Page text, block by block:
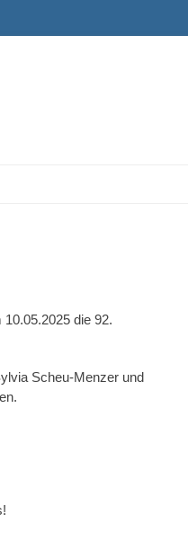
die 92.
Scheu-Menzer und